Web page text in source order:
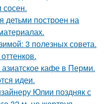
сосен.
детьми построен на
3 полезных совета.
кафе в Перми.
идеи.
Юлии поздняк с